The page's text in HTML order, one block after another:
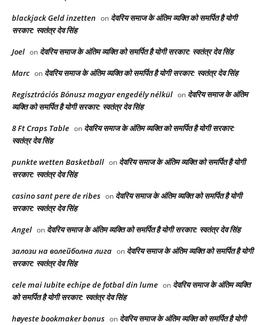
blackjack Geld inzetten on देवरिय समाज के अंतिम व्यक्ति को समर्पित है योगी
सरकार: स्वतंत्र देव सिंह
Joel on देवरिय समाज के अंतिम व्यक्ति को समर्पित है योगी सरकार: स्वतंत्र देव सिंह
Marc on देवरिय समाज के अंतिम व्यक्ति को समर्पित है योगी सरकार: स्वतंत्र देव सिंह
Regisztrációs Bónusz magyar engedély nélkül on देवरिय समाज के अंतिम
व्यक्ति को समर्पित है योगी सरकार: स्वतंत्र देव सिंह
8 Ft Craps Table on देवरिय समाज के अंतिम व्यक्ति को समर्पित है योगी सरकार:
स्वतंत्र देव सिंह
punkte wetten Basketball on देवरिय समाज के अंतिम व्यक्ति को समर्पित है योगी
सरकार: स्वतंत्र देव सिंह
casino sant pere de ribes on देवरिय समाज के अंतिम व्यक्ति को समर्पित है योगी
सरकार: स्वतंत्र देव सिंह
Angel on देवरिय समाज के अंतिम व्यक्ति को समर्पित है योगी सरकार: स्वतंत्र देव सिंह
залози на волейболна лига on देवरिय समाज के अंतिम व्यक्ति को समर्पित है योगी
सरकार: स्वतंत्र देव सिंह
cele mai Iubite echipe de fotbal din lume on देवरिय समाज के अंतिम व्यक्ति
को समर्पित है योगी सरकार: स्वतंत्र देव सिंह
høyeste bookmaker bonus on देवरिय समाज के अंतिम व्यक्ति को समर्पित है योगी